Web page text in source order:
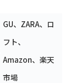
GU、ZARA、ロ
フト、
Amazon、楽天
市場